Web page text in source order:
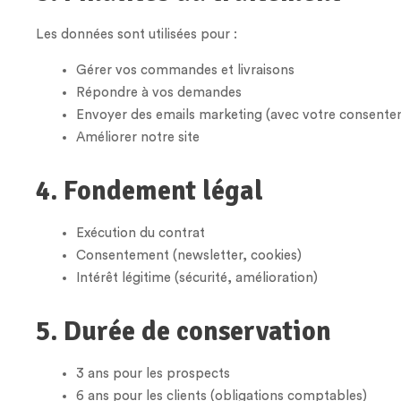
Les données sont utilisées pour :
Gérer vos commandes et livraisons
Répondre à vos demandes
Envoyer des emails marketing (avec votre
Améliorer notre site
4. Fondement légal
Exécution du contrat
Consentement (newsletter, cookies)
Intérêt légitime (sécurité, amélioration)
5. Durée de conservation
3 ans pour les prospects
6 ans pour les clients (obligations comptables)